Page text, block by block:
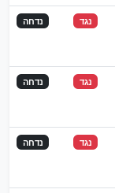
נגד נדחה
נגד נדחה
נגד נדחה